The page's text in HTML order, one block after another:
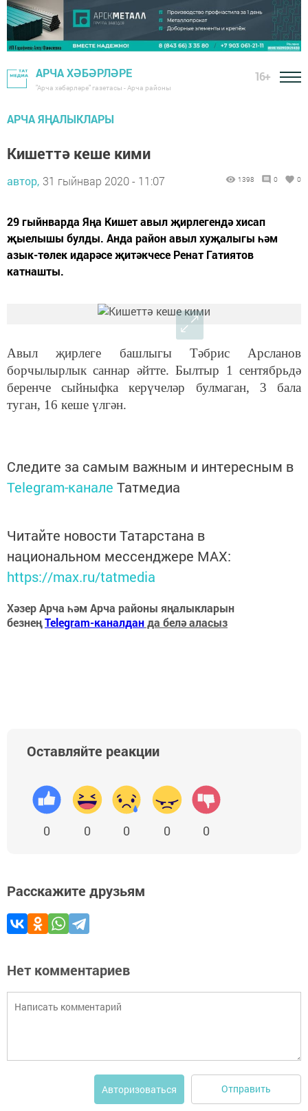
АРЧА ХӘБӘРЛӘРЕ
"Арча хәбәрләре" газетасы - Арча районы
16+
АРЧА ЯҢАЛЫКЛАРЫ
Кишеттә кеше кими
автор, 31 гыйнвар 2020 - 11:07 1398 0 0
29 гыйнварда Яңа Кишет авыл җирлегендә хисап
җыелышы булды. Анда район авыл хуҗалыгы һәм
азык-төлек идарәсе җитәкчесе Ренат Гатиятов
катнашты.
Авыл җирлеге башлыгы Тәбрис Арсланов
борчылырлык саннар әйтте. Былтыр 1 сентябрьдә
беренче сыйныфка керүчеләр булмаган, 3 бала
туган, 16 кеше үлгән.
Следите за самым важным и интересным в
Telegram-канале Татмедиа
Читайте новости Татарстана в
национальном мессенджере MАХ:
https://max.ru/tatmedia
Хәзер Арча һәм Арча районы яңалыкларын
безнеңTelegram-каналданда белә аласыз
Оставляйте реакции
0 0 0 0 0
Расскажите друзьям
Нет комментариев
Авторизоваться Отправить